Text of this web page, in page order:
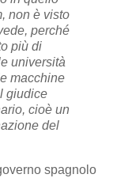
non è visto
perché
più di
università
macchine
giudice
cioè un
del
spagnolo